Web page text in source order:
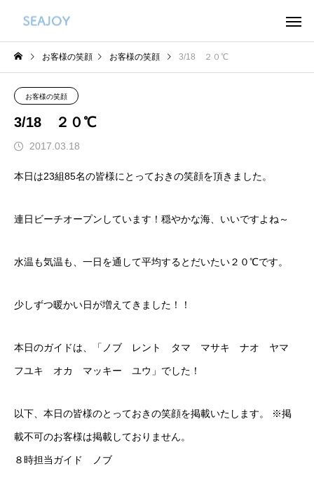
お客様の笑顔 お客様の笑顔 3/18 ２０℃
お客様の笑顔
3/18 ２０℃
2017.03.18
本日は23組85名の皆様にとっておきの笑顔を頂きました。
連日ビーチオープンしています！穏やかな海、いいですよね～
水温も気温も、一日を通して平均するとだいたい２０℃です。
少しずつ暖かい日が増えてきました！！
本日のガイドは、「ノブ レント タマ マサキ ナオ ヤマ
フユキ オカ マッキー ユウ」でした！
以下、本日の皆様のとっておきの笑顔を掲載いたします。 ※掲
載不可のお客様は掲載しておりません。
８時担当ガイド ノブ